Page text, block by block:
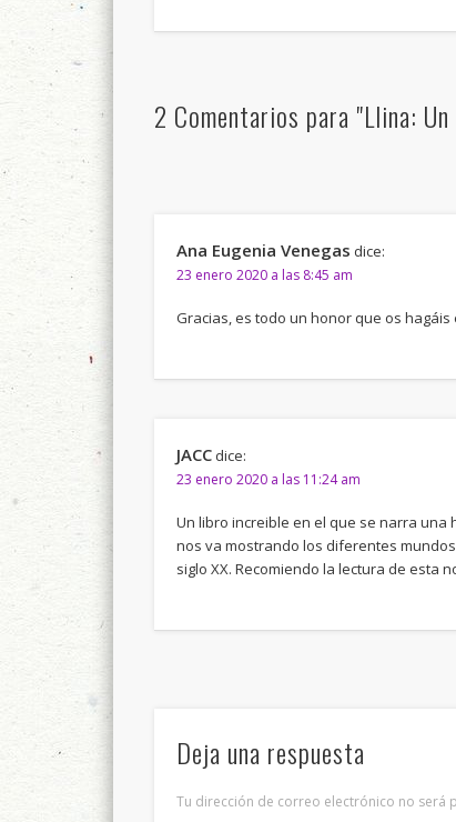
2 Comentarios para "Llina:
Ana Eugenia Venegas dice:
23 enero 2020 a las 8:45 am
Gracias, es todo un honor que os hagáis
JACC dice:
23 enero 2020 a las 11:24 am
Un libro increible en el que se narra
nos va mostrando los diferentes
siglo XX. Recomiendo la lectura de esta
Deja una respuesta
Tu dirección de correo electrónico no será